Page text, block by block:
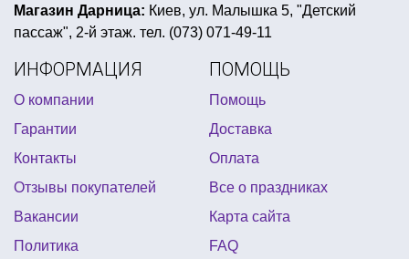
сувенирные деньги киев
соломка для коктейлей купить
купить шляпу пирата
букет из фольгированных шаров
конфеты хэллоуин купить
карнавальные детские костюмы
день рождения в стиле фламинго
свеча таблетка купить
вечеринка в красном
желтая вечеринка
шарики девичник
Магазин Дарница: Киев, ул. Малышка 5, "Детский
пассаж", 2-й этаж. тел. (073) 071-49-11
ИНФОРМАЦИЯ
О компании
Гарантии
Контакты
Отзывы покупателей
Вакансии
Политика
ПОМОЩЬ
Помощь
Доставка
Оплата
Все о праздниках
Карта сайта
FAQ